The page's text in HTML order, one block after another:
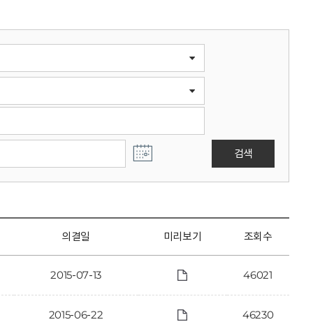
검색
의결일 미리보기 조회수
2015-07-13 46021
2015-06-22 46230